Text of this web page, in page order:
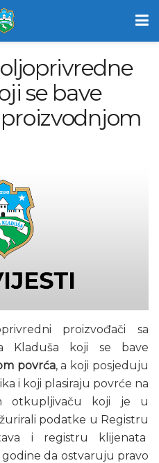
se bave
proizvođači sa
Kladuša koji se bave
povrća, a koji posjeduju
i koji plasiraju povrće na
otkupljivaču koji je u
podatke u Registru
i registru klijenata
da ostvaruju pravo